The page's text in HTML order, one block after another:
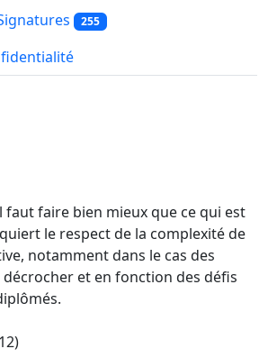
255
faut faire bien mieux que ce qui est
le respect de la complexité de
notamment dans le cas des
et en fonction des défis